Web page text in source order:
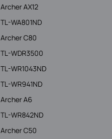
Archer AX12
TL-WA801ND
Archer C80
TL-WDR3500
TL-WR1043ND
TL-WR941ND
Archer A6
TL-WR842ND
Archer C50